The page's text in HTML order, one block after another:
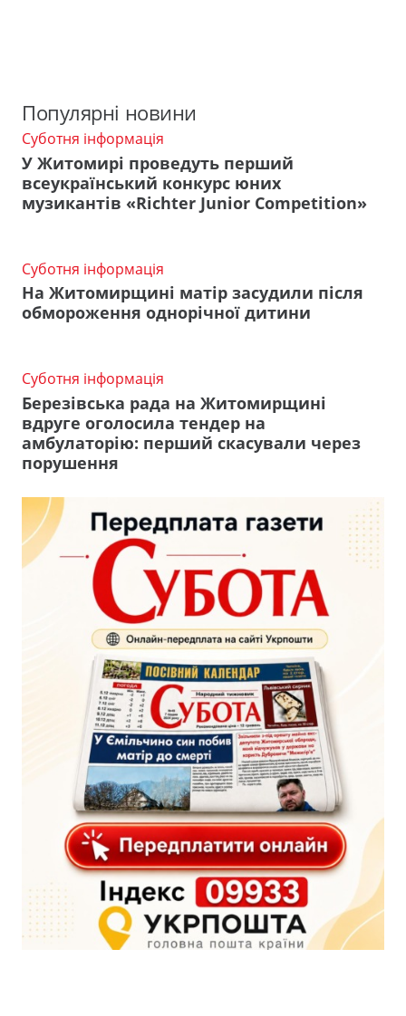
Популярні новини
Суботня інформація
У Житомирі проведуть перший
всеукраїнський конкурс юних
музикантів «Richter Junior Competition»
Суботня інформація
На Житомирщині матір засудили після
обмороження однорічної дитини
Суботня інформація
Березівська рада на Житомирщині
вдруге оголосила тендер на
амбулаторію: перший скасували через
порушення